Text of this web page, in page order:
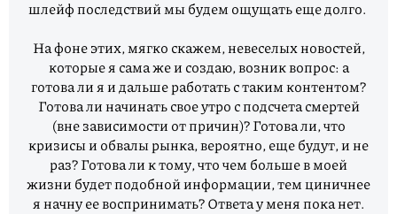
шлейф последствий мы будем ощущать еще долго.
На фоне этих, мягко скажем, невеселых новостей,
которые я сама же и создаю, возник вопрос: а
готова ли я и дальше работать с таким контентом?
Готова ли начинать свое утро с подсчета смертей
(вне зависимости от причин)? Готова ли, что
кризисы и обвалы рынка, вероятно, еще будут, и не
раз? Готова ли к тому, что чем больше в моей
жизни будет подобной информации, тем циничнее
я начну ее воспринимать? Ответа у меня пока нет.